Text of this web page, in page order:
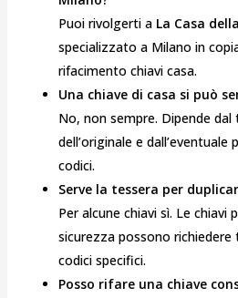
Puoi rivolgerti a La Casa
specializzato a Milano in
rifacimento chiavi casa.
Una chiave di casa si può
No, non sempre. Dipende
dell’originale e dall’eventuale
codici.
Serve la tessera per
Per alcune chiavi sì. Le
sicurezza possono
codici specifici.
Posso rifare una chiave